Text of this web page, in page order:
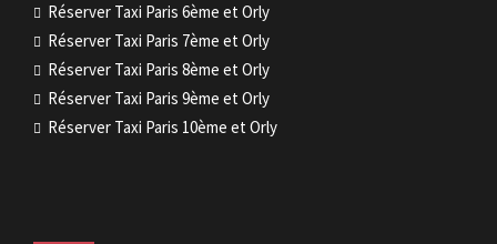
Réserver Taxi Paris 6ème et Orly
Réserver Taxi Paris 7ème et Orly
Réserver Taxi Paris 8ème et Orly
Réserver Taxi Paris 9ème et Orly
Réserver Taxi Paris 10ème et Orly